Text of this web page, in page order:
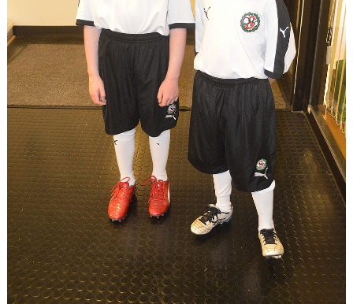
MATCHER
BILDGALLERI
DOKUMENT
KÖP FÖRENINGSKLÄDER
VÅRA PARTNERS!